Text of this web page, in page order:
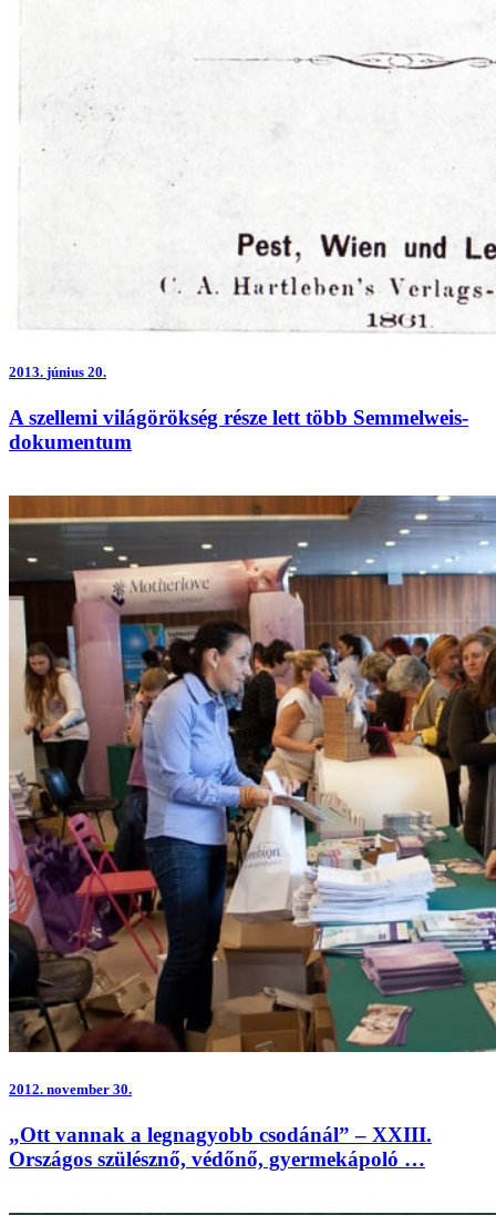
2013. június 20.
A szellemi világörökség része lett több Semmelweis-
dokumentum
2012. november 30.
„Ott vannak a legnagyobb csodánál” – XXIII.
Országos szülésznő, védőnő, gyermekápoló …